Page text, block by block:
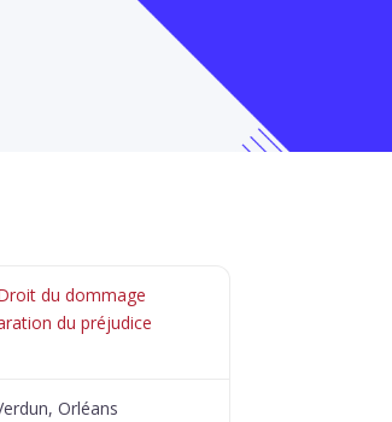
du dommage
du préjudice
Orléans